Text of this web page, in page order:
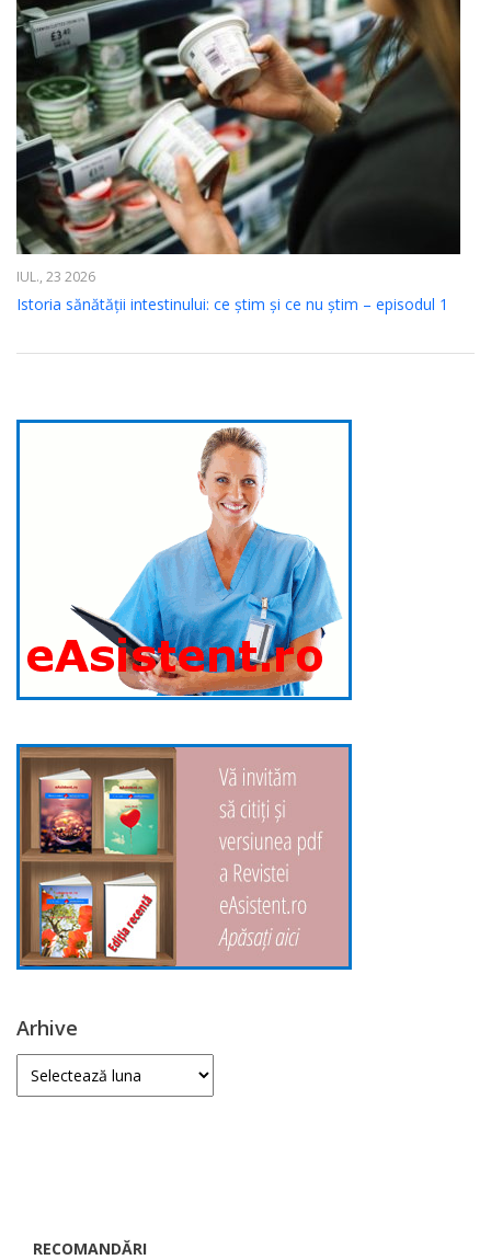
IUL., 23 2026
Istoria sănătății intestinului: ce știm și ce nu știm – episodul 1
Arhive
Arhive
RECOMANDĂRI